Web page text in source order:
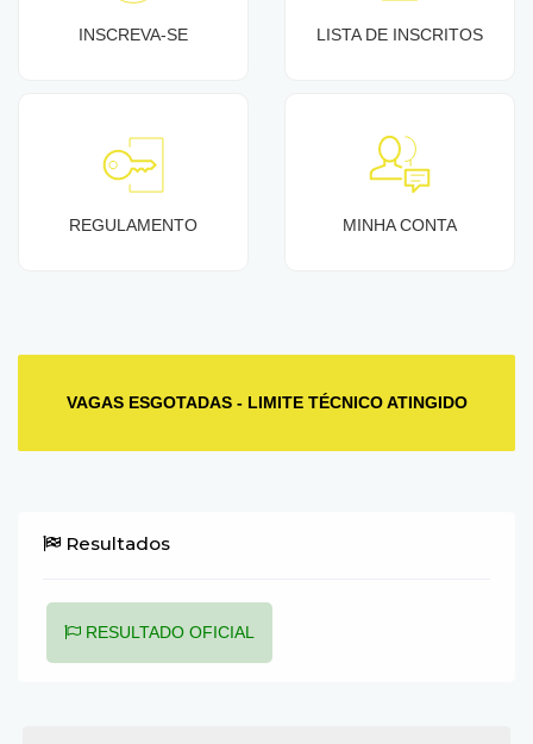
INSCREVA-SE LISTA DE INSCRITOS
REGULAMENTO MINHA CONTA
VAGAS ESGOTADAS - LIMITE TÉCNICO ATINGIDO
Resultados
RESULTADO OFICIAL